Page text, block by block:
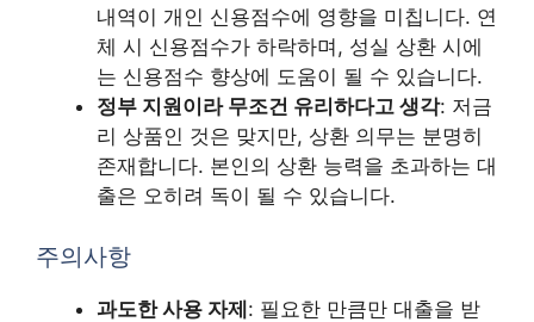
내역이 개인 신용점수에 영향을 미칩니다. 연
체 시 신용점수가 하락하며, 성실 상환 시에
는 신용점수 향상에 도움이 될 수 있습니다.
정부 지원이라 무조건 유리하다고 생각: 저금
리 상품인 것은 맞지만, 상환 의무는 분명히
존재합니다. 본인의 상환 능력을 초과하는 대
출은 오히려 독이 될 수 있습니다.
주의사항
과도한 사용 자제: 필요한 만큼만 대출을 받